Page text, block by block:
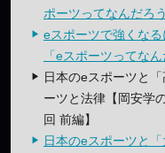
ポーツってなんだろ
eスポーツで強くな
「eスポーツってな
日本のeスポーツと
ーツと法律【岡安学
回 前編】
日本のeスポーツと